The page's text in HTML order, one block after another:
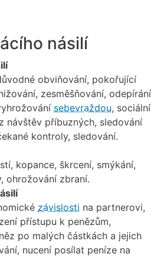
násilí
obviňování, pokořující
zesměšňování, odepírání
sebevraždou, sociální
návštěv příbuzných, sledování
kontroly, sledování.
kopance, škrcení, smýkání,
ohrožování zbraní.
závislosti na partnerovi,
přístupu k penězům,
po malých částkách a jejich
nucení posílat peníze na